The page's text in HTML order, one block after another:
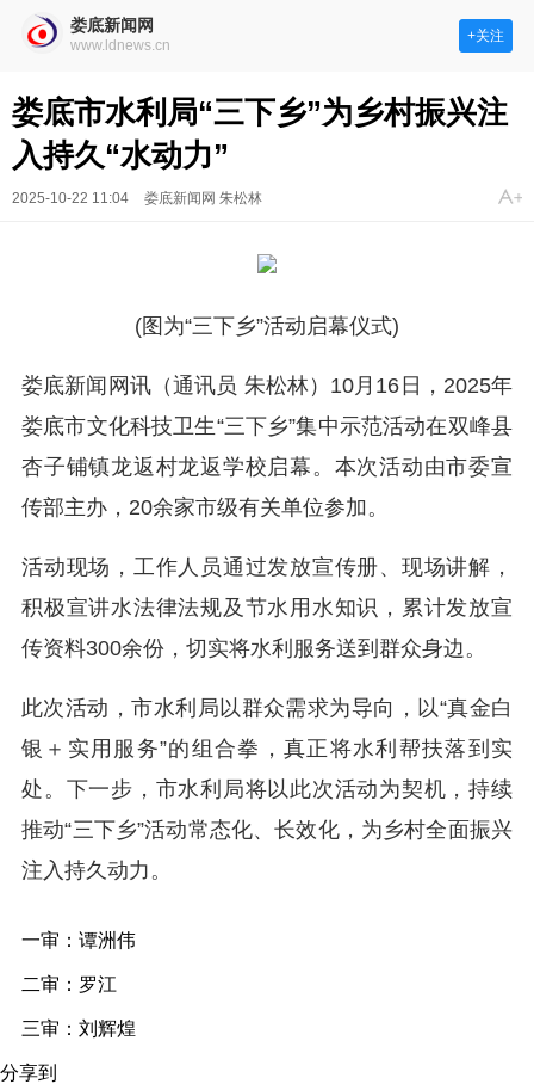
娄底新闻网
www.ldnews.cn
+关注
娄底市水利局“三下乡”为乡村振兴注
入持久“水动力”
2025-10-22 11:04 娄底新闻网 朱松林
(图为“三下乡”活动启幕仪式)
娄底新闻网讯（通讯员 朱松林）10月16日，2025年
娄底市文化科技卫生“三下乡”集中示范活动在双峰县
杏子铺镇龙返村龙返学校启幕。本次活动由市委宣
传部主办，20余家市级有关单位参加。
活动现场，工作人员通过发放宣传册、现场讲解，
积极宣讲水法律法规及节水用水知识，累计发放宣
传资料300余份，切实将水利服务送到群众身边。
此次活动，市水利局以群众需求为导向，以“真金白
银＋实用服务”的组合拳，真正将水利帮扶落到实
处。下一步，市水利局将以此次活动为契机，持续
推动“三下乡”活动常态化、长效化，为乡村全面振兴
注入持久动力。
一审：谭洲伟
二审：罗江
三审：刘辉煌
分享到